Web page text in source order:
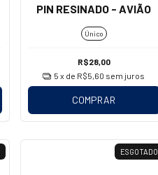
PIN RESINADO - AVIÃO
Único
R$28,00
5 x de R$5,60 sem juros
COMPRAR
ESGOTADO